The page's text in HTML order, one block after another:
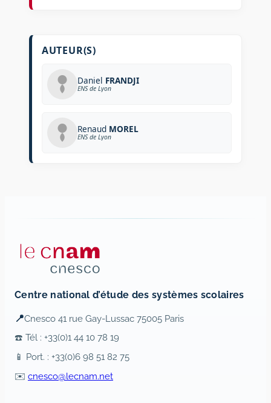
AUTEUR(S)
Daniel FRANDJI
ENS de Lyon
Renaud MOREL
ENS de Lyon
Centre national d’étude des systèmes scolaires
📍Cnesco 41 rue Gay-Lussac 75005 Paris
☎️ Tél : +33(0)1 44 10 78 19
📱 Port. : +33(0)6 98 51 82 75
✉️ cnesco@lecnam.net